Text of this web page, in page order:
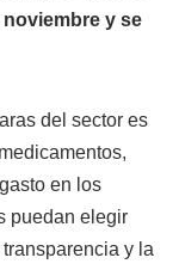
noviembre y se
del sector es
en los
puedan elegir
y la